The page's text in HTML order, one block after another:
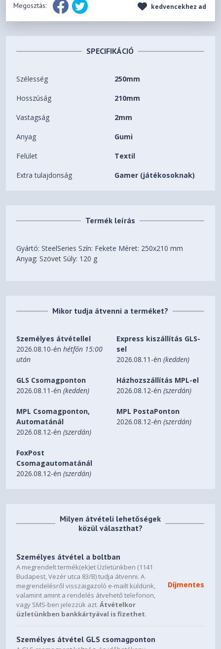
Megosztás: kedvencekhez ad
SPECIFIKÁCIÓ
Szélesség 250mm
Hosszúság 210mm
Vastagság 2mm
Anyag Gumi
Felület Textil
Extra tulajdonság Gamer (játékosoknak)
Termék leírás
Gyártó: SteelSeries Szín: Fekete Méret: 250x210 mm
Anyag: Szövet Súly: 120 g
Mikor tudja átvenni a terméket?
Személyes átvétellel
2026.08.10-énhétfőn 15:00
után
Express kiszállítás GLS-
sel
2026.08.11-én(kedden)
GLS Csomagponton
2026.08.11-én(kedden)
Házhozszállítás MPL-el
2026.08.12-én(szerdán)
MPL Csomagponton,
Automatánál
2026.08.12-én(szerdán)
MPL PostaPonton
2026.08.12-én(szerdán)
FoxPost
Csomagautomatánál
2026.08.12-én(szerdán)
Milyen átvételi lehetőségek
közül választhat?
Személyes átvétel a boltban
A megrendelt termék(ek)et Üzletünkben (1141
Budapest, Vezér utca 83/B) tudja átvenni. A
megrendelésről visszaigazoló e-mailt küldünk,
valamint amint a rendelés átvehető telefonon,
vagy SMS-ben jelezzük azt.Átvételkor
üzletünkben bankkártyával is fizethet.
Díjmentes
Személyes átvétel GLS csomagponton